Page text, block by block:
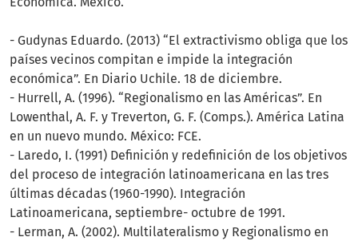
- Gudynas Eduardo. (2013) “El extractivismo obliga que los
países vecinos compitan e impide la integración
económica”. En Diario Uchile. 18 de diciembre.
- Hurrell, A. (1996). “Regionalismo en las Américas”. En
Lowenthal, A. F. y Treverton, G. F. (Comps.). América Latina
en un nuevo mundo. México: FCE.
- Laredo, I. (1991) Definición y redefinición de los objetivos
del proceso de integración latinoamericana en las tres
últimas décadas (1960-1990). Integración
Latinoamericana, septiembre- octubre de 1991.
- Lerman, A. (2002). Multilateralismo y Regionalismo en